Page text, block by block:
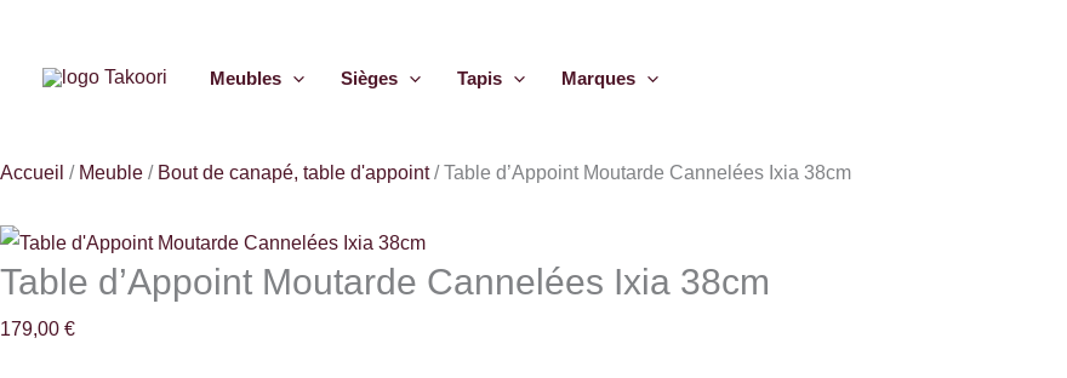
contenu
Meubles Sièges Tapis Marques
Accueil / Meuble / Bout de canapé, table d'appoint/Table d’Appoint Moutarde Cannelées Ixia 38cm
Table d’Appoint Moutarde Cannelées Ixia 38cm
179,00 €
Table
Ixia